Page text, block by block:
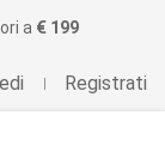
a € 199
Registrati